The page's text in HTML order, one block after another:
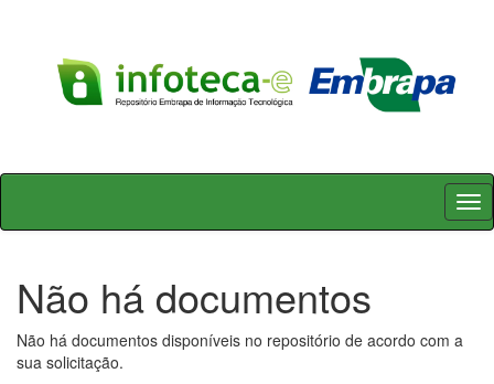
Skip
Não há documentos
Não há documentos disponíveis no repositório de acordo com a
sua solicitação.